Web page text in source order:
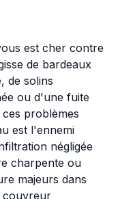
est cher contre
de bardeaux
de solins
ou d'une fuite
problèmes
est l'ennemi
négligée
charpente ou
majeurs dans
couvreur